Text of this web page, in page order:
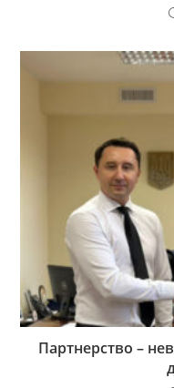
Партнерство –